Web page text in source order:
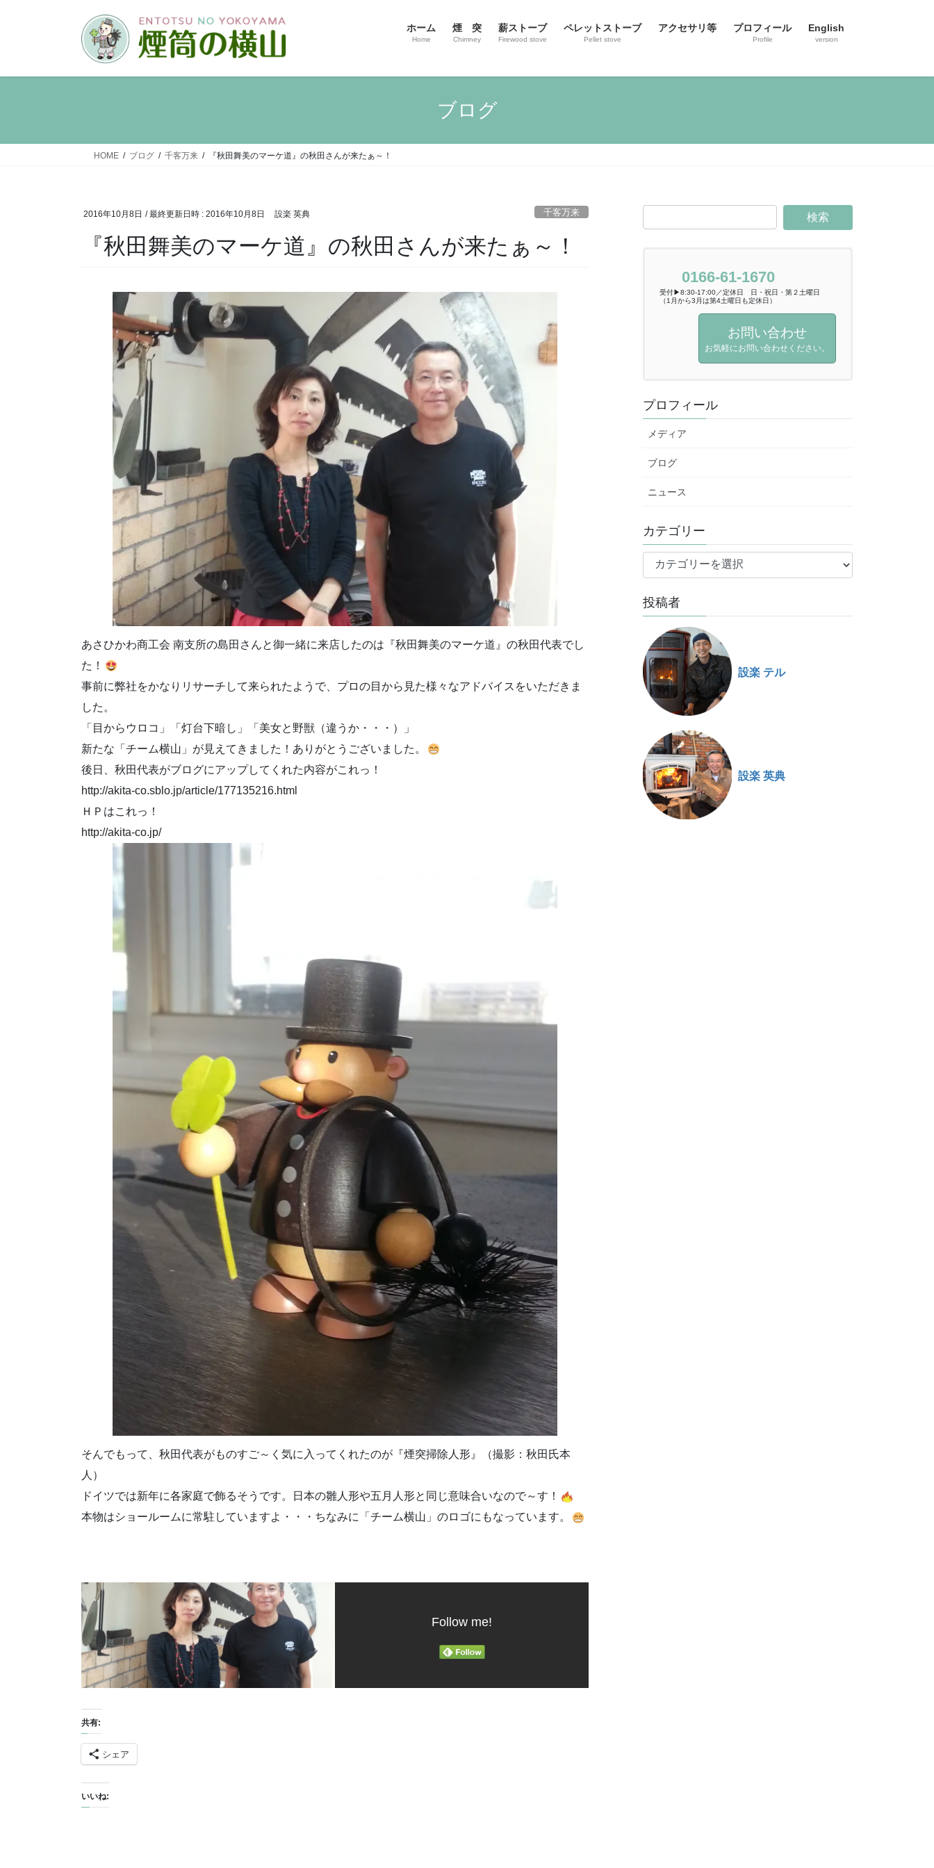
ホーム
Home
煙 突
Chimney
薪ストーブ
Firewood stove
ペレットストーブ
Pellet stove
アクセサリ等 プロフィール
Profile
English
version
ブログ
HOME ブログ 千客万来 『秋田舞美のマーケ道』の秋田さんが来たぁ～！
2016年10月8日 / 最終更新日時 : 2016年10月8日 設楽 英典 千客万来
『秋田舞美のマーケ道』の秋田さんが来たぁ～！
あさひかわ商工会 南支所の島田さんと御一緒に来店したのは『秋田舞美のマーケ道』の秋田代表でし
た！
事前に弊社をかなりリサーチして来られたようで、プロの目から見た様々なアドバイスをいただきま
した。
「目からウロコ」「灯台下暗し」「美女と野獣（違うか・・・）」
新たな「チーム横山」が見えてきました！ありがとうございました。
後日、秋田代表がブログにアップしてくれた内容がこれっ！
http://akita-co.sblo.jp/article/177135216.html
ＨＰはこれっ！
http://akita-co.jp/
そんでもって、秋田代表がものすご～く気に入ってくれたのが『煙突掃除人形』（撮影：秋田氏本
人）
ドイツでは新年に各家庭で飾るそうです。日本の雛人形や五月人形と同じ意味合いなので～す！
本物はショールームに常駐していますよ・・・ちなみに「チーム横山」のロゴにもなっています。
Follow me!
共有:
シェア
いいね:
0166-61-1670
受付▶8:30-17:00／定休日 日・祝日・第２土曜日
（1月から3月は第4土曜日も定休日）
お問い合わせ
お気軽にお問い合わせください。
プロフィール
メディア
ブログ
ニュース
カテゴリー
投稿者
設楽 テル
設楽 英典